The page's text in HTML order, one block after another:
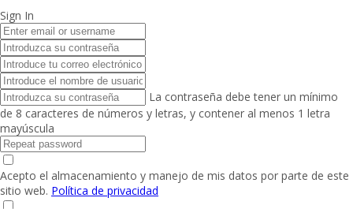
Sign In
La contraseña debe tener un mínimo
de 8 caracteres de números y letras, y contener al menos 1 letra
mayúscula
Acepto el almacenamiento y manejo de mis datos por parte de este
sitio web. Política de privacidad